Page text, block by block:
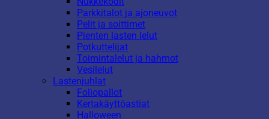
Parkkitalot ja ajoneuvot
Pelit ja soittimet
Pienten lasten lelut
Potkuttelijat
Toimintalelut ja hahmot
Vesilelut
Lastenjuhlat
Foliopallot
Kertakäyttöastiat
Halloween